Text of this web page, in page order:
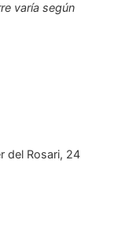
varía según
del Rosari, 24